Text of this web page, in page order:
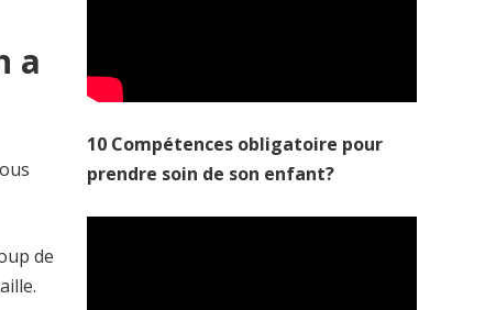
a
de
10 Compétences obligatoire pour
prendre soin de son enfant?